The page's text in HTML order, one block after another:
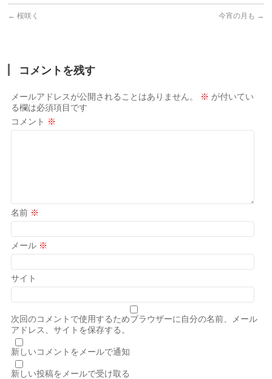
← 桜咲く 今宵の月も →
コメントを残す
メールアドレスが公開されることはありません。 ※ が付いてい
る欄は必須項目です
コメント ※
名前 ※
メール ※
サイト
次回のコメントで使用するためブラウザーに自分の名前、メール
アドレス、サイトを保存する。
新しいコメントをメールで通知
新しい投稿をメールで受け取る